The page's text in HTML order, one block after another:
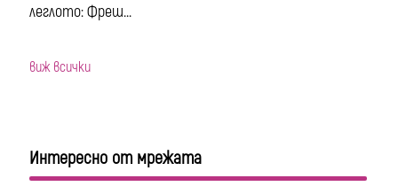
леглото: Фреш...
виж всички
Интересно от мрежата